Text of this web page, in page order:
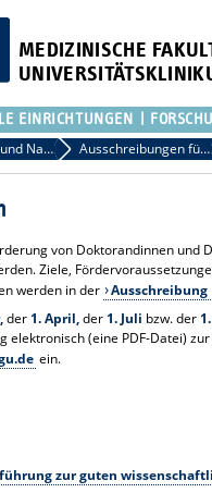
MEDIZINISCHE
EINRICHTUNGEN
Forschungs- und Nachwuchsförderung Ausschreibungen für den wissenschaftlichen Nachwuchs
von Doktorandinnen und
Ziele,
werden in der Ausschreibung
der 1. April,der 1. Juli bzw. der
elektronisch (eine PDF-Datei)
ein.
zur guten